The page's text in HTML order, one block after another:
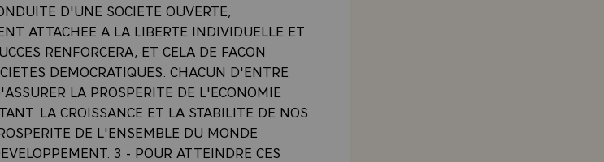
D'UNE SOCIETE OUVERTE,
ATTACHEE A LA LIBERTE INDIVIDUELLE ET
RENFORCERA, ET CELA DE FACON
DEMOCRATIQUES. CHACUN D'ENTRE
LA PROSPERITE DE L'ECONOMIE
LA CROISSANCE ET LA STABILITE DE NOS
DE L'ENSEMBLE DU MONDE
3 - POUR ATTEINDRE CES